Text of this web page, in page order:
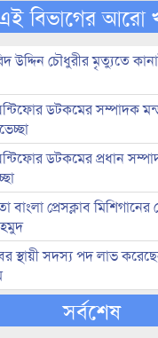
বিভাগের আরো
উদ্দিন চৌধুরীর মৃত্যুতে
ডটকমের সম্পাদক
ডটকমের প্রধান
প্রেসক্লাব মিশিগানের
স্থায়ী সদস্য পদ লাভ
সর্বশেষ